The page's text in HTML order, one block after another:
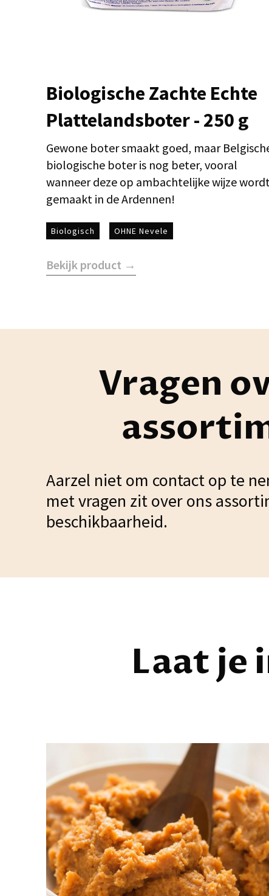
Biologische Zachte Echte
Plattelandsboter - 250 g
Gewone boter smaakt goed, maar
biologische boter is nog beter, vooral
wanneer deze op ambachtelijke wijze
gemaakt in de Ardennen!
Biologisch OHNE Nevele
Bekijk product →
Vragen
Aarzel niet om contact op te
met vragen zit over ons
beschikbaarheid.
Laat je